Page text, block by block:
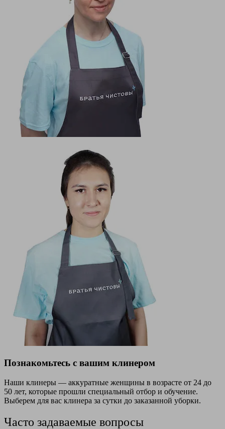
Познакомьтесь с вашим клинером
Наши клинеры — аккуратные женщины в возрасте от 24 до
50 лет, которые прошли специальный отбор и обучение.
Выберем для вас клинера за сутки до заказанной уборки.
Часто задаваемые вопросы